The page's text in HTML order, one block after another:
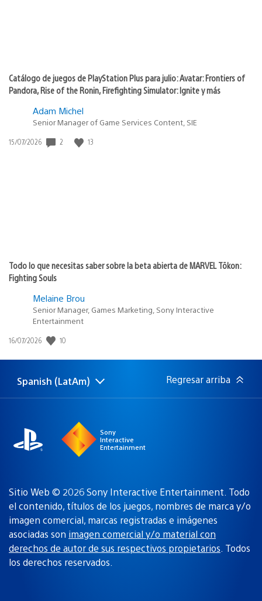
Catálogo de juegos de PlayStation Plus para julio: Avatar: Frontiers of
Pandora, Rise of the Ronin, Firefighting Simulator: Ignite y más
Adam Michel
Senior Manager of Game Services Content, SIE
Fecha
15/07/2026 2 13
Todo lo que necesitas saber sobre la beta abierta de MARVEL Tōkon:
Fighting Souls
Melaine Brou
Senior Manager, Games Marketing, Sony Interactive
Entertainment
Fecha
publicación:
16/07/2026 10
Elige
una
Región
actual:
Spanish (LatAm) Regresar arriba
Sony
Interactive
Entertainment
Sitio Web © 2026 Sony Interactive Entertainment. Todo
el contenido, títulos de los juegos, nombres de marca y/o
imagen comercial, marcas registradas e imágenes
asociadas son imagen comercial y/o material con
derechos de autor de sus respectivos propietarios. Todos
los derechos reservados.